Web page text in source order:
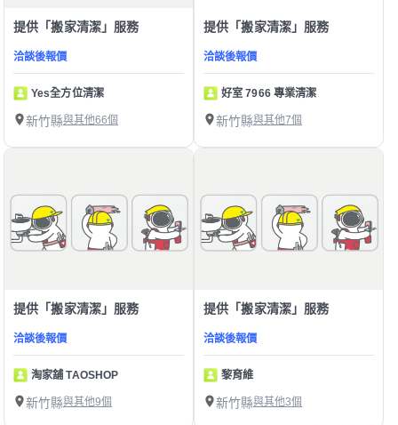
提供「搬家清潔」服務
洽談後報價
Yes全方位清潔
新竹縣與其他66個
提供「搬家清潔」服務
洽談後報價
好室 7966 專業清潔
新竹縣與其他7個
提供「搬家清潔」服務
洽談後報價
淘家舖 TAOSHOP
新竹縣與其他9個
提供「搬家清潔」服務
洽談後報價
黎育維
新竹縣與其他3個